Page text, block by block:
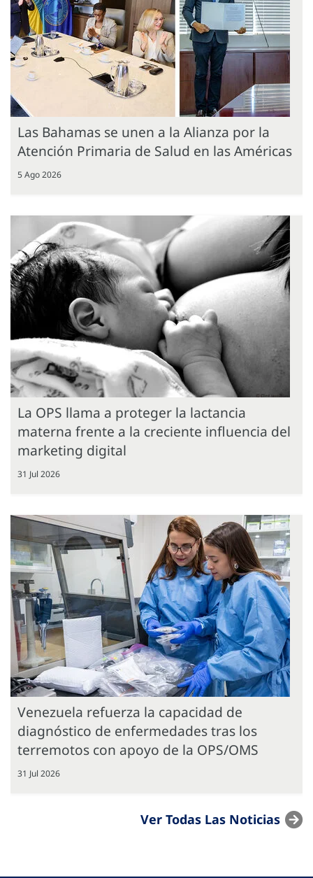
Las Bahamas se unen a la Alianza por la
Atención Primaria de Salud en las Américas
5 Ago 2026
La OPS llama a proteger la lactancia
materna frente a la creciente influencia del
marketing digital
31 Jul 2026
Venezuela refuerza la capacidad de
diagnóstico de enfermedades tras los
terremotos con apoyo de la OPS/OMS
31 Jul 2026
Ver Todas Las Noticias